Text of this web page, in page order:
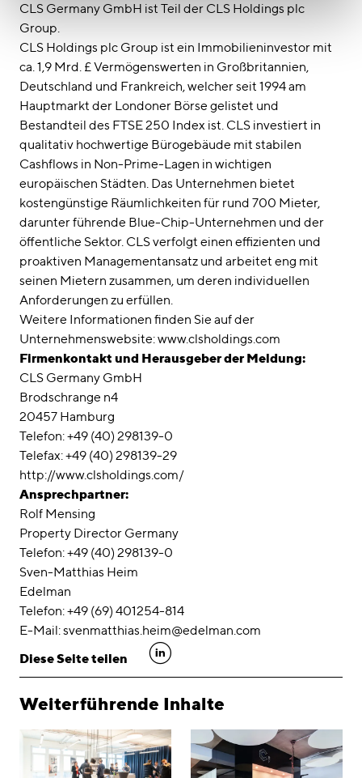
CLS Germany GmbH ist Teil der CLS Holdings plc
Group.
CLS Holdings plc Group ist ein Immobilieninvestor mit
ca. 1,9 Mrd. £ Vermögenswerten in Großbritannien,
Deutschland und Frankreich, welcher seit 1994 am
Hauptmarkt der Londoner Börse gelistet und
Bestandteil des FTSE 250 Index ist. CLS investiert in
qualitativ hochwertige Bürogebäude mit stabilen
Cashflows in Non-Prime-Lagen in wichtigen
europäischen Städten. Das Unternehmen bietet
kostengünstige Räumlichkeiten für rund 700 Mieter,
darunter führende Blue-Chip-Unternehmen und der
öffentliche Sektor. CLS verfolgt einen effizienten und
proaktiven Managementansatz und arbeitet eng mit
seinen Mietern zusammen, um deren individuellen
Anforderungen zu erfüllen.
Weitere Informationen finden Sie auf der
Unternehmenswebsite: www.clsholdings.com
Firmenkontakt und Herausgeber der Meldung:
CLS Germany GmbH
Brodschrange n4
20457 Hamburg
Telefon: +49 (40) 298139-0
Telefax: +49 (40) 298139-29
http://www.clsholdings.com/
Ansprechpartner:
Rolf Mensing
Property Director Germany
Telefon: +49 (40) 298139-0
Sven-Matthias Heim
Edelman
Telefon: +49 (69) 401254-814
E-Mail: svenmatthias.heim@edelman.com
Diese Seite teilen
linkedin
Weiterführende Inhalte